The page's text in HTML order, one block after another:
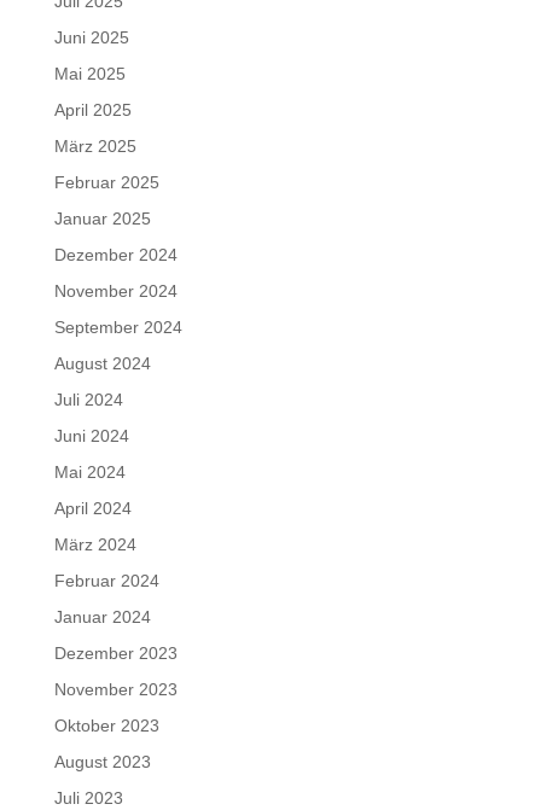
Juni 2025
Mai 2025
April 2025
März 2025
Februar 2025
Januar 2025
Dezember 2024
November 2024
September 2024
August 2024
Juli 2024
Juni 2024
Mai 2024
April 2024
März 2024
Februar 2024
Januar 2024
Dezember 2023
November 2023
Oktober 2023
August 2023
Juli 2023